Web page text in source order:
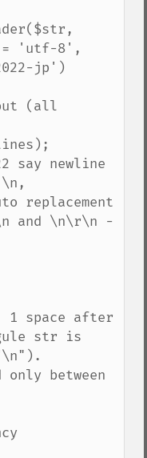
= 'utf-8',
jp')
and \n\r\n -
1 space after
str is
between